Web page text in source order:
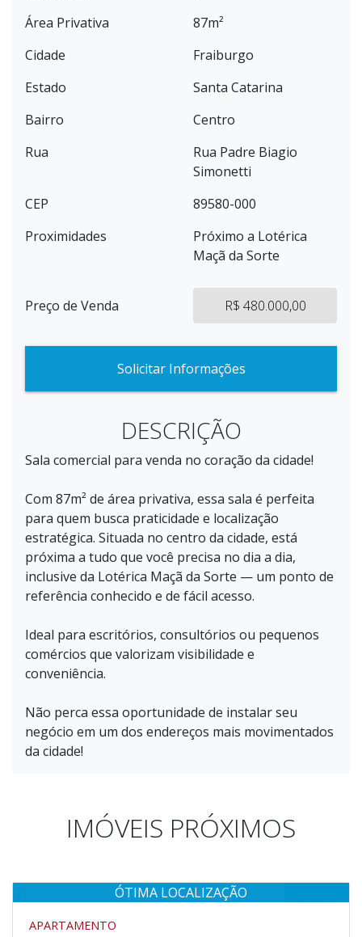
Área Privativa
87m²
Cidade
Fraiburgo
Estado
Santa Catarina
Bairro
Centro
Rua
Rua Padre Biagio
Simonetti
CEP
89580-000
Proximidades
Próximo a Lotérica
Maçã da Sorte
Preço de Venda R$ 480.000,00
Solicitar Informações
DESCRIÇÃO
Sala comercial para venda no coração da cidade!
Com 87m² de área privativa, essa sala é perfeita
para quem busca praticidade e localização
estratégica. Situada no centro da cidade, está
próxima a tudo que você precisa no dia a dia,
inclusive da Lotérica Maçã da Sorte — um ponto de
referência conhecido e de fácil acesso.
Ideal para escritórios, consultórios ou pequenos
comércios que valorizam visibilidade e
conveniência.
Não perca essa oportunidade de instalar seu
negócio em um dos endereços mais movimentados
da cidade!
IMÓVEIS PRÓXIMOS
Venda
ÓTIMA LOCALIZAÇÃO
APARTAMENTO